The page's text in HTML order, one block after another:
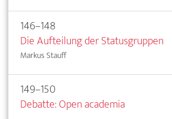
146–148
Die Aufteilung der Statusgruppen
Markus Stauff
149–150
Debatte: Open academia